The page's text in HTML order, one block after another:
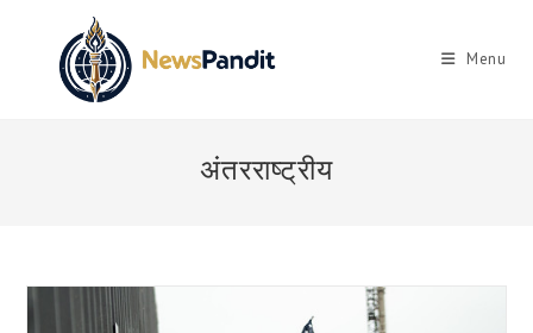
Menu
अंतरराष्ट्रीय